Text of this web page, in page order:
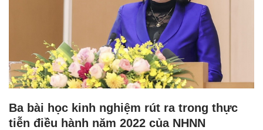
Ba bài học kinh nghiệm rút ra trong thực
tiễn điều hành năm 2022 của NHNN